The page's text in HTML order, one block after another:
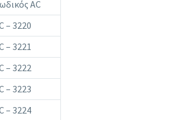
AC
– 3220
– 3221
– 3222
– 3223
– 3224